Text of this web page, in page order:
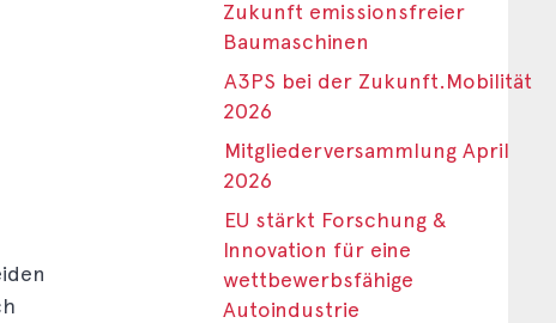
Zukunft emissionsfreier
Baumaschinen
A3PS bei der Zukunft.Mobilität
2026
Mitgliederversammlung April
2026
EU stärkt Forschung &
Innovation für eine
wettbewerbsfähige
Autoindustrie